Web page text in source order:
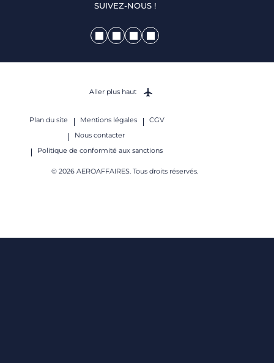
SUIVEZ-NOUS !
Plan du site Mentions légales
CGV
Nous contacter
Politique de conformité aux sanctions
© 2026 AEROAFFAIRES. Tous droits réservés.
Aller plus haut